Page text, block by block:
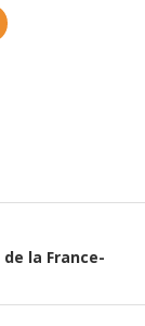
la France-